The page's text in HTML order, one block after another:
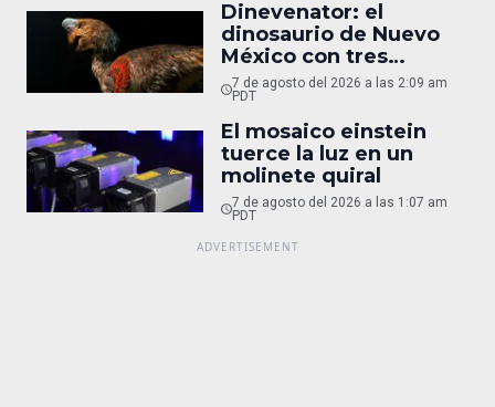
Dinevenator: el
dinosaurio de Nuevo
México con tres
nombres
7 de agosto del 2026 a las 2:09 am
PDT
El mosaico einstein
tuerce la luz en un
molinete quiral
7 de agosto del 2026 a las 1:07 am
PDT